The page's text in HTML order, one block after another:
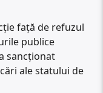
față de refuzul
publice
sancționat
ale statului de